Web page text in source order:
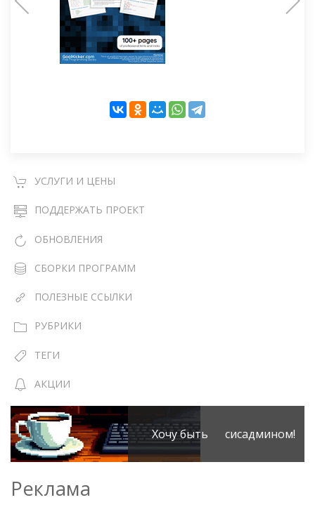
УСЛУГИ И ЦЕНЫ
ПОДДЕРЖАТЬ ПРОЕКТ
ОБНОВЛЕНИЯ
СБОРКИ ПРОГРАММ
ПОЛЕЗНЫЕ ССЫЛКИ
РУБРИКИ
ТЕГИ
АКЦИИ
Хочу быть сисадмином!
Реклама